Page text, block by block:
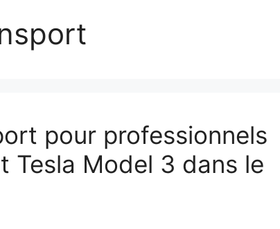
pour professionnels
Tesla Model 3 dans le